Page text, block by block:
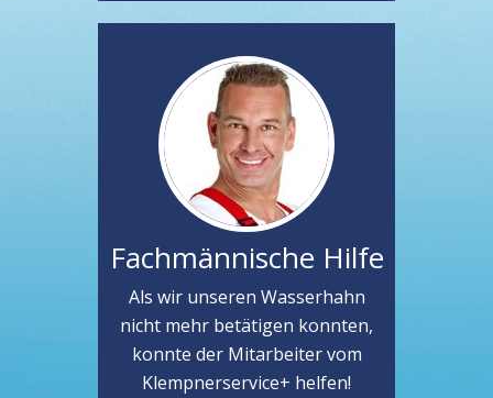
Fachmännische Hilfe
Als wir unseren Wasserhahn
nicht mehr betätigen konnten,
konnte der Mitarbeiter vom
Klempnerservice+ helfen!